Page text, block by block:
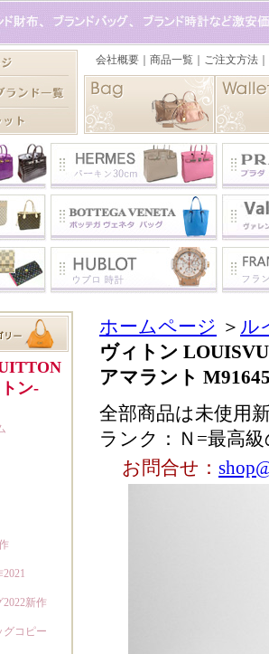
ホームページ ＞ ル
ヴィトン
アマラント
全部商品は未使用
ランク：Ｎ=最高
お問合せ：